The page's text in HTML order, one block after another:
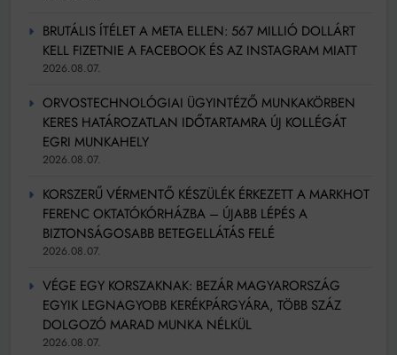
BRUTÁLIS ÍTÉLET A META ELLEN: 567 MILLIÓ DOLLÁRT
KELL FIZETNIE A FACEBOOK ÉS AZ INSTAGRAM MIATT
2026.08.07.
ORVOSTECHNOLÓGIAI ÜGYINTÉZŐ MUNKAKÖRBEN
KERES HATÁROZATLAN IDŐTARTAMRA ÚJ KOLLÉGÁT
EGRI MUNKAHELY
2026.08.07.
KORSZERŰ VÉRMENTŐ KÉSZÜLÉK ÉRKEZETT A MARKHOT
FERENC OKTATÓKÓRHÁZBA – ÚJABB LÉPÉS A
BIZTONSÁGOSABB BETEGELLÁTÁS FELÉ
2026.08.07.
VÉGE EGY KORSZAKNAK: BEZÁR MAGYARORSZÁG
EGYIK LEGNAGYOBB KERÉKPÁRGYÁRA, TÖBB SZÁZ
DOLGOZÓ MARAD MUNKA NÉLKÜL
2026.08.07.